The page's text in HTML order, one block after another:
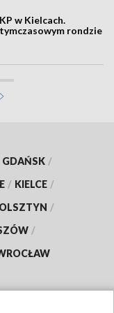
w Kielcach.
rondzie
GDAŃSK /
/ KIELCE /
OLSZTYN /
/